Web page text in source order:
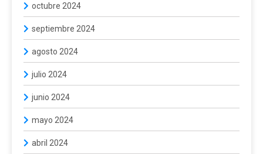
octubre 2024
septiembre 2024
agosto 2024
julio 2024
junio 2024
mayo 2024
abril 2024